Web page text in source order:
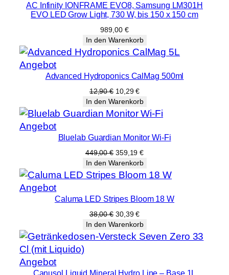
AC Infinity IONFRAME EVO8, Samsung LM301H
EVO LED Grow Light, 730 W, bis 150 x 150 cm
989,00 €
In den Warenkorb
AngebotProdukt
im
Angebot
Advanced Hydroponics CalMag 500ml
12,90€ Ursprünglicher
Preis
war:
12,90 €
10,29€Aktueller
Preis
ist:
10,29 €.
In den Warenkorb
AngebotProdukt
im
Angebot
Bluelab Guardian Monitor Wi-Fi
449,00€ Ursprünglicher
Preis
war:
449,00 €
359,19€Aktueller
Preis
ist:
359,19 €.
In den Warenkorb
AngebotProdukt
im
Angebot
Caluma LED Stripes Bloom 18 W
38,00€ Ursprünglicher
Preis
war:
38,00 €
30,39€Aktueller
Preis
ist:
30,39 €.
In den Warenkorb
AngebotProdukt